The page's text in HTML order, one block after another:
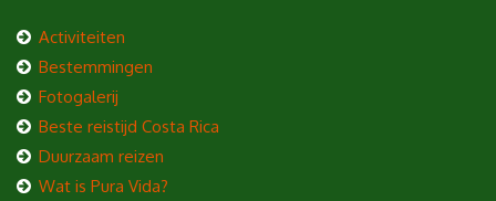
Activiteiten
Bestemmingen
Fotogalerij
Beste reistijd Costa Rica
Duurzaam reizen
Wat is Pura Vida?